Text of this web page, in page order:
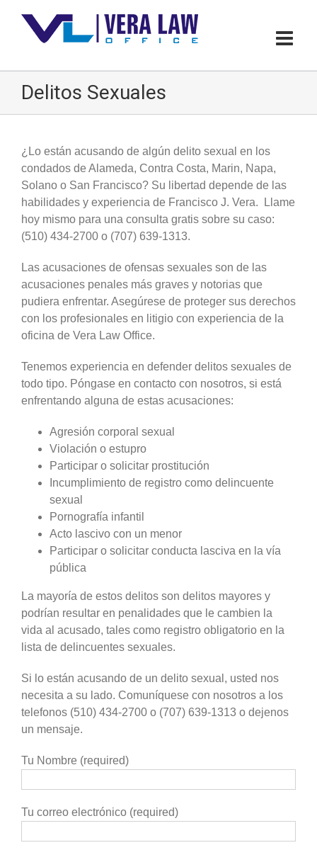
Delitos Sexuales
¿Lo están acusando de algún delito sexual en los
condados de Alameda, Contra Costa, Marin, Napa,
Solano o San Francisco? Su libertad depende de las
habilidades y experiencia de Francisco J. Vera. Llame
hoy mismo para una consulta gratis sobre su caso:
(510) 434-2700 o (707) 639-1313.
Las acusaciones de ofensas sexuales son de las
acusaciones penales más graves y notorias que
pudiera enfrentar. Asegúrese de proteger sus derechos
con los profesionales en litigio con experiencia de la
oficina de Vera Law Office.
Tenemos experiencia en defender delitos sexuales de
todo tipo. Póngase en contacto con nosotros, si está
enfrentando alguna de estas acusaciones:
Agresión corporal sexual
Violación o estupro
Participar o solicitar prostitución
Incumplimiento de registro como delincuente
sexual
Pornografía infantil
Acto lascivo con un menor
Participar o solicitar conducta lasciva en la vía
pública
La mayoría de estos delitos son delitos mayores y
podrían resultar en penalidades que le cambien la
vida al acusado, tales como registro obligatorio en la
lista de delincuentes sexuales.
Si lo están acusando de un delito sexual, usted nos
necesita a su lado. Comuníquese con nosotros a los
telefonos (510) 434-2700 o (707) 639-1313 o dejenos
un mensaje.
Tu Nombre (required)
Tu correo electrónico (required)